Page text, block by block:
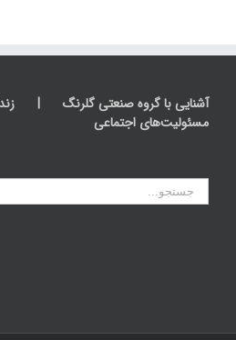
آشنایی با گروه صنعتی گلرنگ
مسئولیت‌های اجتماعی
جستجو
برای: